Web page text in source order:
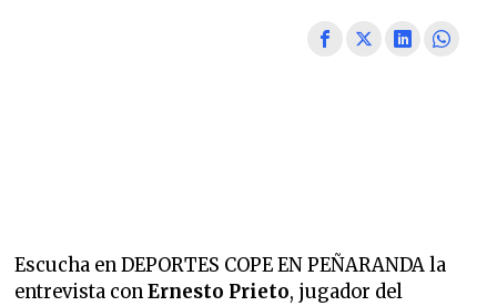
Escucha en DEPORTES COPE EN PEÑARANDA la
entrevista conErnesto Prieto, jugador del